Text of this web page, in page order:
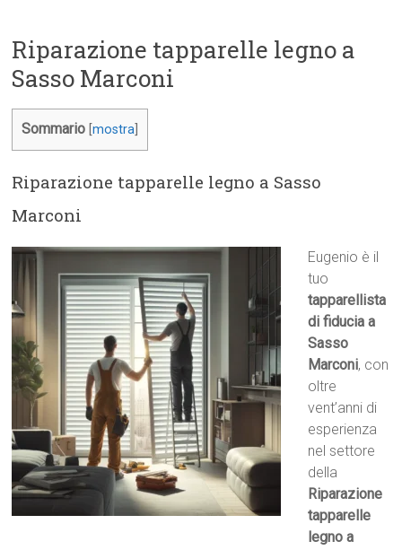
Riparazione tapparelle legno a
Sasso Marconi
Sommario [mostra
Riparazione tapparelle legno a Sasso
Marconi
Eugenio è il
tuo
tapparellista
di fiducia a
Sasso
Marconi, con
oltre
vent’anni di
esperienza
nel settore
della
Riparazione
tapparelle
legno a